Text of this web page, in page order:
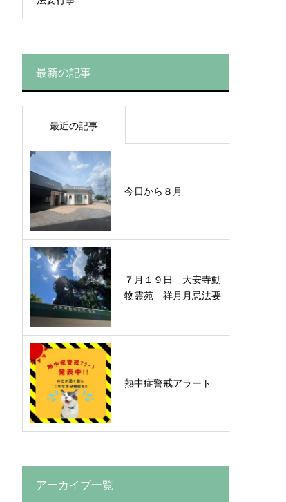
最新の記事
最近の記事
今日から８月
７月１９日 大安寺動
物霊苑 祥月月忌法要
熱中症警戒アラート
アーカイブ一覧